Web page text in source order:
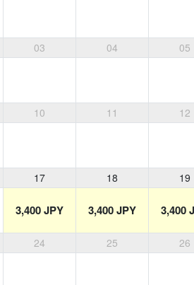
03 04 05
10 11 12
17 18 19
3,400 JPY 3,400 JPY 3,400
24 25 26